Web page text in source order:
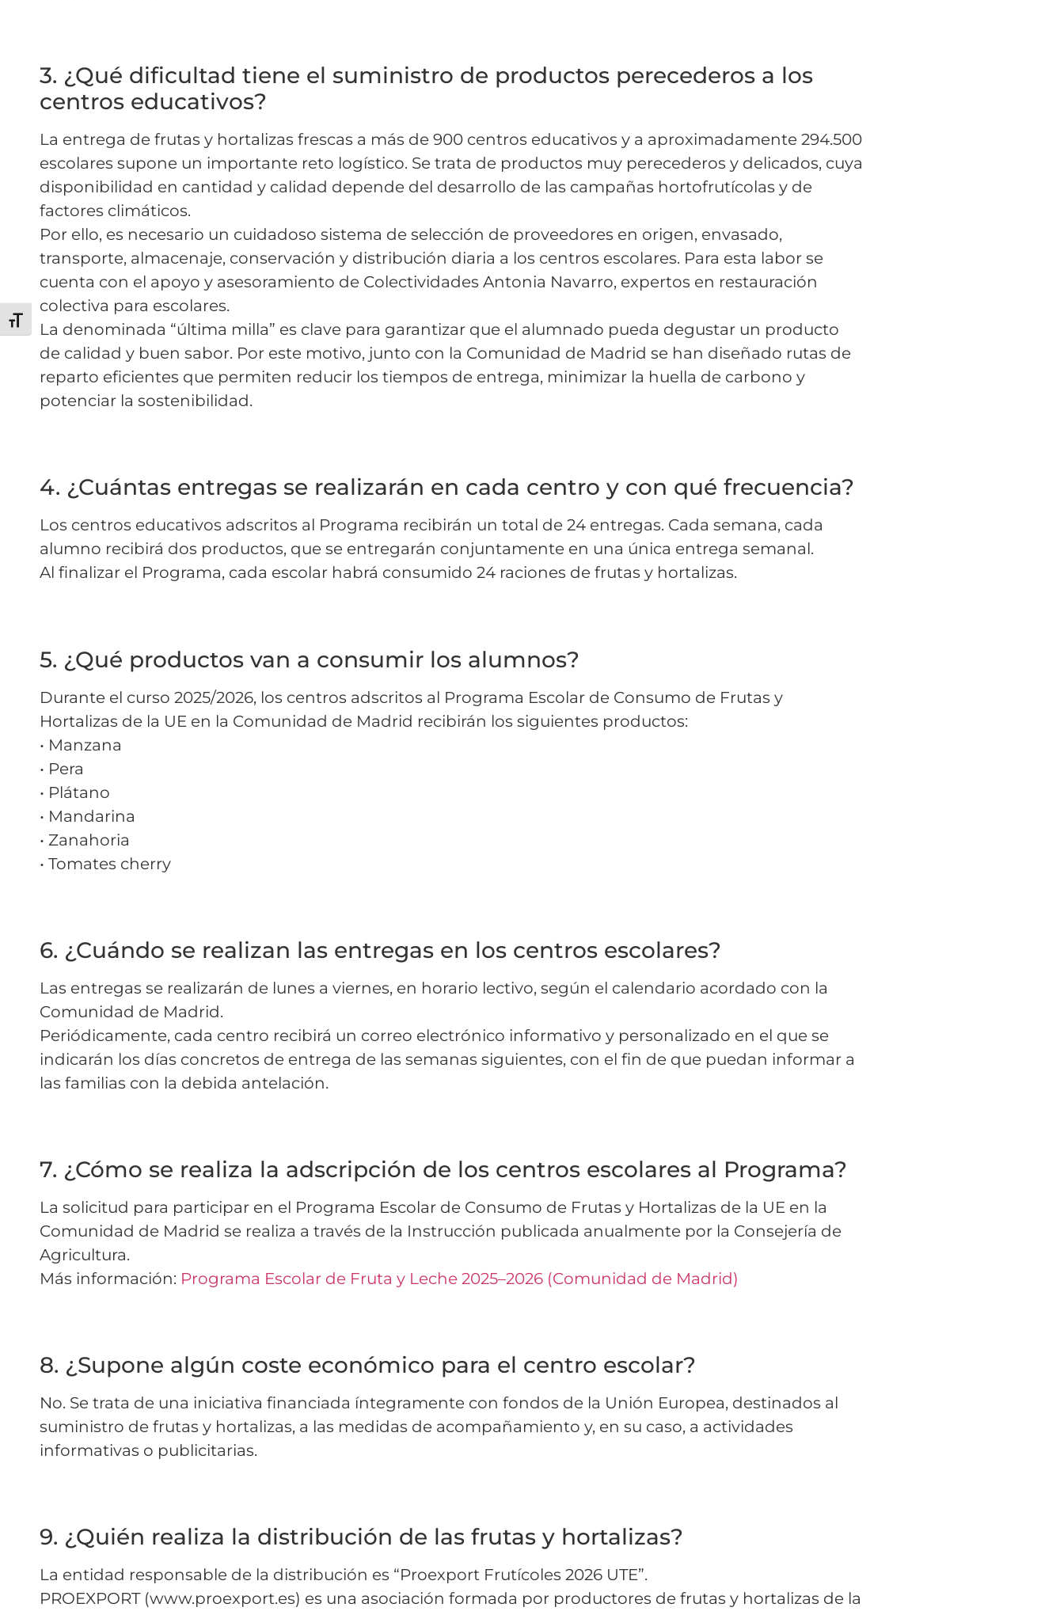
Alternar tamaño de letra
3. ¿Qué dificultad tiene el suministro de productos perecederos a los
centros educativos?
La entrega de frutas y hortalizas frescas a más de 900 centros educativos y a aproximadamente 294.500
escolares supone un importante reto logístico. Se trata de productos muy perecederos y delicados, cuya
disponibilidad en cantidad y calidad depende del desarrollo de las campañas hortofrutícolas y de
factores climáticos.
Por ello, es necesario un cuidadoso sistema de selección de proveedores en origen, envasado,
transporte, almacenaje, conservación y distribución diaria a los centros escolares. Para esta labor se
cuenta con el apoyo y asesoramiento de Colectividades Antonia Navarro, expertos en restauración
colectiva para escolares.
La denominada “última milla” es clave para garantizar que el alumnado pueda degustar un producto
de calidad y buen sabor. Por este motivo, junto con la Comunidad de Madrid se han diseñado rutas de
reparto eficientes que permiten reducir los tiempos de entrega, minimizar la huella de carbono y
potenciar la sostenibilidad.
4. ¿Cuántas entregas se realizarán en cada centro y con qué frecuencia?
Los centros educativos adscritos al Programa recibirán un total de 24 entregas. Cada semana, cada
alumno recibirá dos productos, que se entregarán conjuntamente en una única entrega semanal.
Al finalizar el Programa, cada escolar habrá consumido 24 raciones de frutas y hortalizas.
5. ¿Qué productos van a consumir los alumnos?
Durante el curso 2025/2026, los centros adscritos al Programa Escolar de Consumo de Frutas y
Hortalizas de la UE en la Comunidad de Madrid recibirán los siguientes productos:
• Manzana
• Pera
• Plátano
• Mandarina
• Zanahoria
• Tomates cherry
6. ¿Cuándo se realizan las entregas en los centros escolares?
Las entregas se realizarán de lunes a viernes, en horario lectivo, según el calendario acordado con la
Comunidad de Madrid.
Periódicamente, cada centro recibirá un correo electrónico informativo y personalizado en el que se
indicarán los días concretos de entrega de las semanas siguientes, con el fin de que puedan informar a
las familias con la debida antelación.
7. ¿Cómo se realiza la adscripción de los centros escolares al Programa?
La solicitud para participar en el Programa Escolar de Consumo de Frutas y Hortalizas de la UE en la
Comunidad de Madrid se realiza a través de la Instrucción publicada anualmente por la Consejería de
Agricultura.
Más información: Programa Escolar de Fruta y Leche 2025–2026 (Comunidad de Madrid)
8. ¿Supone algún coste económico para el centro escolar?
No. Se trata de una iniciativa financiada íntegramente con fondos de la Unión Europea, destinados al
suministro de frutas y hortalizas, a las medidas de acompañamiento y, en su caso, a actividades
informativas o publicitarias.
9. ¿Quién realiza la distribución de las frutas y hortalizas?
La entidad responsable de la distribución es “Proexport Frutícoles 2026 UTE”.
PROEXPORT (www.proexport.es) es una asociación formada por productores de frutas y hortalizas de la